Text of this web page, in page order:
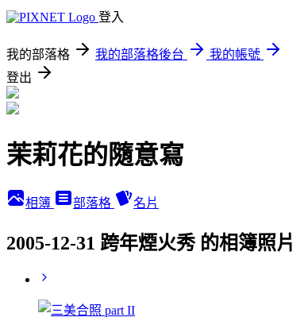
登入
我的部落格 我的部落格後台
我的帳號
登出
茉莉花的隨意寫
相簿 部落格 名片
2005-12-31 跨年煙火秀 的相簿照片